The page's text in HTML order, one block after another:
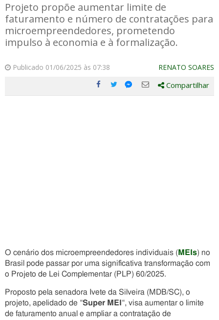
Projeto propõe aumentar limite de
faturamento e número de contratações para
microempreendedores, prometendo
impulso à economia e à formalização.
Publicado 01/06/2025 às 07:38 RENATO SOARES
Compartilhe
Compartilhe
Compartilhe
Compartilhe
Compartilhar
O cenário dos microempreendedores individuais ( MEIs) no
Brasil pode passar por uma significativa transformação com
o Projeto de Lei Complementar (PLP) 60/2025.
Proposto pela senadora Ivete da Silveira (MDB/SC), o
projeto, apelidado de “Super MEI “, visa aumentar o limite
de faturamento anual e ampliar a contratação de